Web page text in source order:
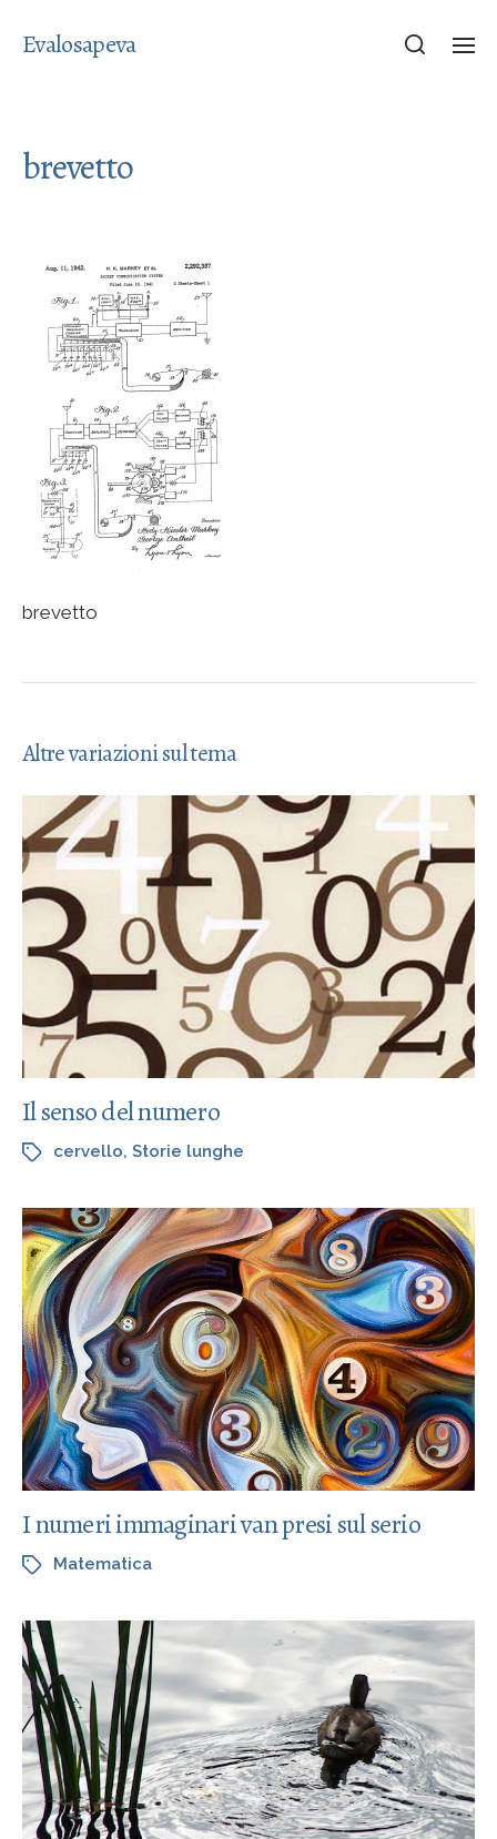
Evalosapeva
brevetto
brevetto
Altre variazioni sul tema
Il senso del numero
cervello, Storie lunghe
I numeri immaginari van presi sul serio
Matematica